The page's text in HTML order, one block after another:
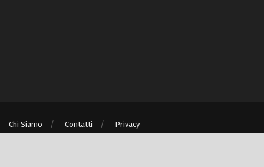
Chi Siamo Contatti Privacy